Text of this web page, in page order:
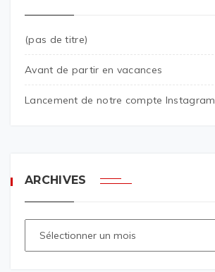
(pas de titre)
Avant de partir en vacances
Lancement de notre compte Instagram
ARCHIVES